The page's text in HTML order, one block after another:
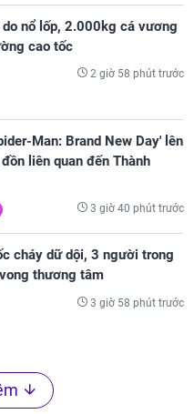
nổ lốp, 2.000kg cá vương
cao tốc
2 giờ 58 phút trước
Man: Brand New Day' lên
liên quan đến Thành
3 giờ 40 phút trước
cháy dữ dội, 3 người trong
thương tâm
3 giờ 58 phút trước